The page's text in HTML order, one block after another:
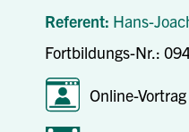
Referent: Hans-
Fortbildungs-Nr.:
Online-Vortrag